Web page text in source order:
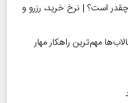
قیمت قبر در بهشت زهرا (س) در سال ۱۴۰۵ چقدر است؟ | نرخ خرید، رزرو و
مهم‌ترین راهکار مهار